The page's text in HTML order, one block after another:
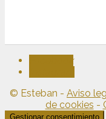
© Esteban - Aviso
de cookies -
Gestionar consentimiento